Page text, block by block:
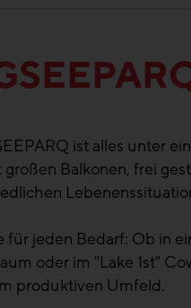
ist alles unter
Balkonen, frei
jeden Bedarf: Ob in
oder im "Lake 1st"
produktiven Umfeld.